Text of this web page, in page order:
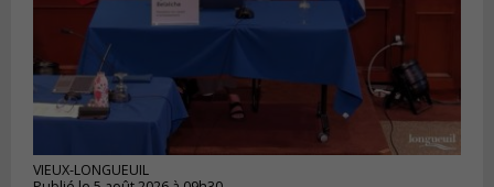
VIEUX-LONGUEUIL